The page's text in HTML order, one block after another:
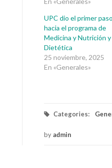
UPC dio el primer paso
hacia el programa de
Medicina y Nutrición y
Dietética
25 noviembre, 2025
En «Generales»
Categories:
by admin